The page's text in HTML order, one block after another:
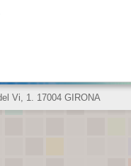
Vi, 1. 17004 GIRONA